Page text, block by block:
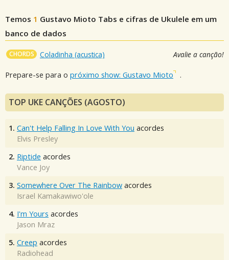
Temos 1 Gustavo Mioto Tabs e cifras de Ukulele em um
banco de dados
CHORDS Coladinha (acustica) Avalie a canção!
Prepare-se para o próximo show: Gustavo Mioto .
TOP UKE CANÇÕES (AGOSTO)
1. Can't Help Falling In Love With You acordes
Elvis Presley
2. Riptide acordes
Vance Joy
3. Somewhere Over The Rainbow acordes
Israel Kamakawiwo'ole
4. I'm Yours acordes
Jason Mraz
5. Creep acordes
Radiohead